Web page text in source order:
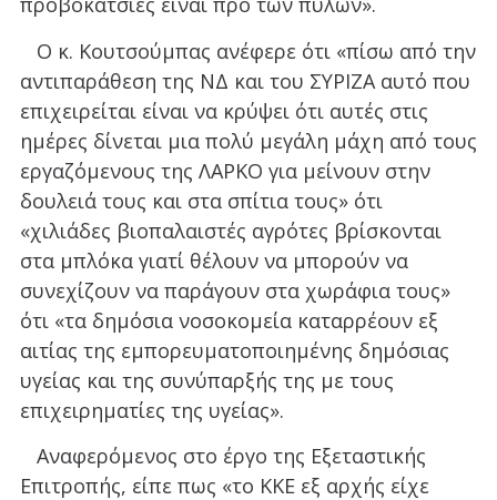
Ο κ. Κουτσούμπας ανέφερε ότι «πίσω από την
αντιπαράθεση της ΝΔ και του ΣΥΡΙΖΑ αυτό που
επιχειρείται είναι να κρύψει ότι αυτές στις
ημέρες δίνεται μια πολύ μεγάλη μάχη από τους
εργαζόμενους της ΛΑΡΚΟ για μείνουν στην
δουλειά τους και στα σπίτια τους» ότι
«χιλιάδες βιοπαλαιστές αγρότες βρίσκονται
στα μπλόκα γιατί θέλουν να μπορούν να
συνεχίζουν να παράγουν στα χωράφια τους»
ότι «τα δημόσια νοσοκομεία καταρρέουν εξ
αιτίας της εμπορευματοποιημένης δημόσιας
υγείας και της συνύπαρξής της με τους
επιχειρηματίες της υγείας».
Αναφερόμενος στο έργο της Εξεταστικής
Επιτροπής, είπε πως «το ΚΚΕ εξ αρχής είχε